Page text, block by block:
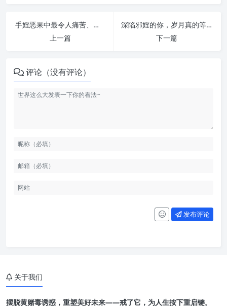
手婬恶果中最令人痛苦、煎熬的 神经症！ | 纵欲危害
上一篇
深陷邪婬的你，岁月真的等不起 | 纵欲危害
下一篇
评论（没有评论）
发布评论
关于我们
摆脱黄赌毒诱惑，重塑美好未来——戒了它，为人生按下重启键。